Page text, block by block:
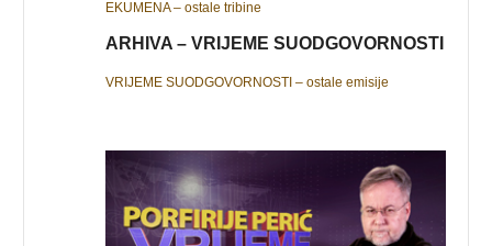
EKUMENA – ostale tribine
ARHIVA – VRIJEME SUODGOVORNOSTI
VRIJEME SUODGOVORNOSTI – ostale emisije